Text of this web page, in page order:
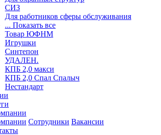
СИЗ
Для работников сферы обслуживания
... Показать все
Товар ЮФНМ
Игрушки
Синтепон
УДАЛЕН.
КПБ 2,0 макси
КПБ 2,0 Спал Спалыч
Нестандарт
Сотрудники Вакансии